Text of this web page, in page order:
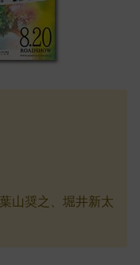
山奨之、堀井新太